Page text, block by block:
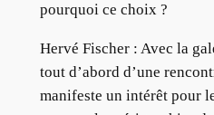
pourquoi ce choix ?
Hervé Fischer : Avec la
tout d’abord d’une
manifeste un intérêt pour